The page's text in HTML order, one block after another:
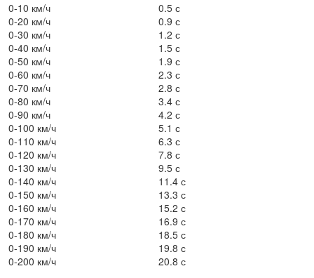
0-10 км/ч
0.5 с
0-20 км/ч
0.9 с
0-30 км/ч
1.2 с
0-40 км/ч
1.5 с
0-50 км/ч
1.9 с
0-60 км/ч
2.3 с
0-70 км/ч
2.8 с
0-80 км/ч
3.4 с
0-90 км/ч
4.2 с
0-100 км/ч
5.1 с
0-110 км/ч
6.3 с
0-120 км/ч
7.8 с
0-130 км/ч
9.5 с
0-140 км/ч
11.4 с
0-150 км/ч
13.3 с
0-160 км/ч
15.2 с
0-170 км/ч
16.9 с
0-180 км/ч
18.5 с
0-190 км/ч
19.8 с
0-200 км/ч
20.8 с